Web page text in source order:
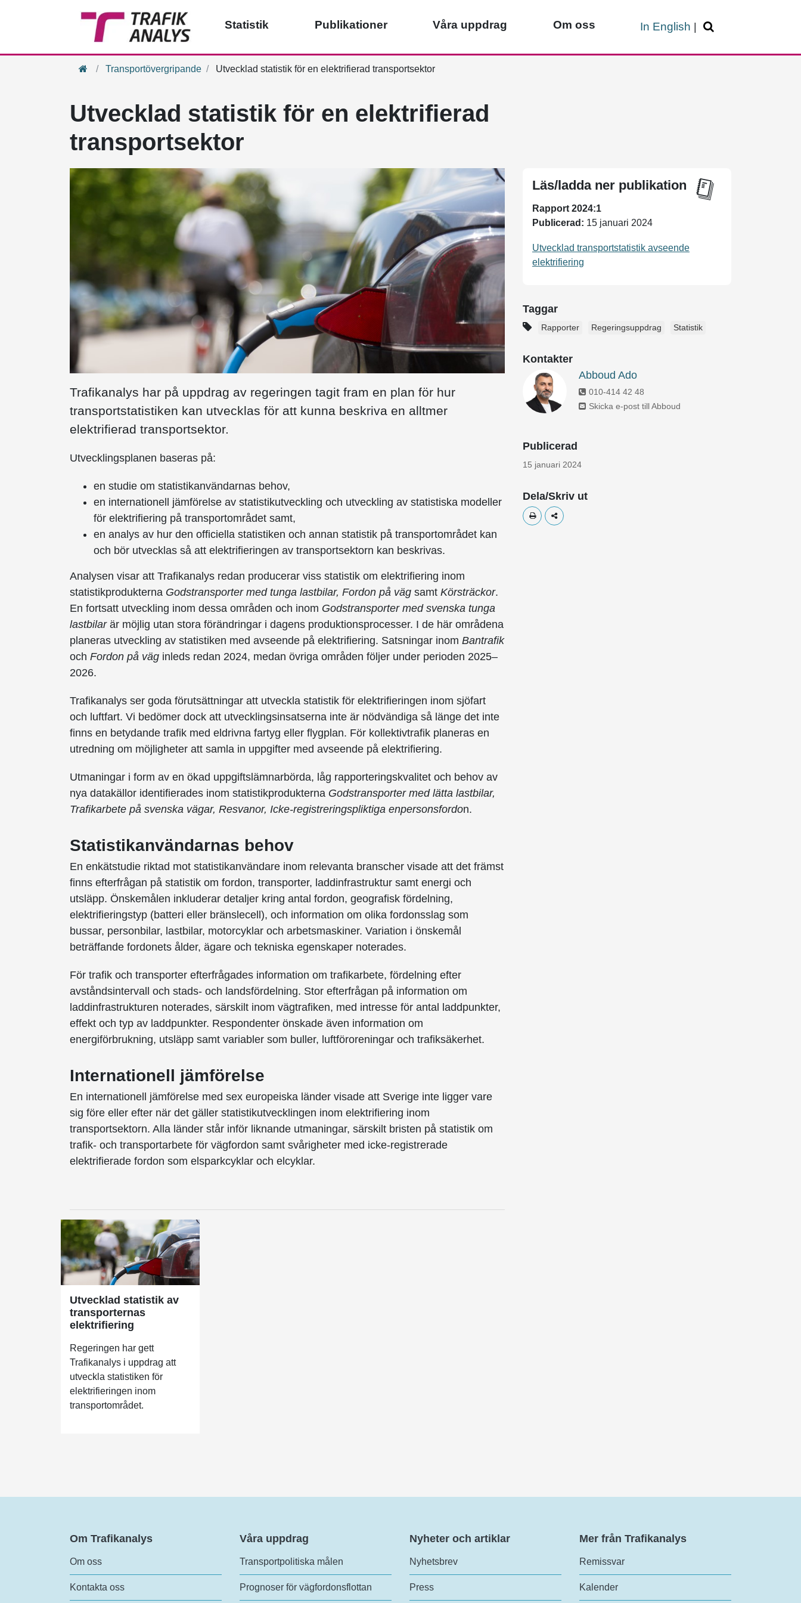
Statistik Publikationer Våra uppdrag Om oss In English
HemTransportövergripande Utvecklad statistik för en elektrifierad transportsektor
Utvecklad statistik för en elektrifierad
transportsektor
Trafikanalys har på uppdrag av regeringen tagit fram en plan för hur
transportstatistiken kan utvecklas för att kunna beskriva en alltmer
elektrifierad transportsektor.
Utvecklingsplanen baseras på:
en studie om statistikanvändarnas behov,
en internationell jämförelse av statistikutveckling och utveckling av statistiska modeller
för elektrifiering på transportområdet samt,
en analys av hur den officiella statistiken och annan statistik på transportområdet kan
och bör utvecklas så att elektrifieringen av transportsektorn kan beskrivas.
Analysen visar att Trafikanalys redan producerar viss statistik om elektrifiering inom
statistikprodukterna Godstransporter med tunga lastbilar, Fordon på väg samt Körsträckor.
En fortsatt utveckling inom dessa områden och inom Godstransporter med svenska tunga
lastbilarär möjlig utan stora förändringar i dagens produktionsprocesser. I de här områdena
planeras utveckling av statistiken med avseende på elektrifiering. Satsningar inom Bantrafik
och Fordon på väg inleds redan 2024, medan övriga områden följer under perioden 2025–
2026.
Trafikanalys ser goda förutsättningar att utveckla statistik för elektrifieringen inom sjöfart
och luftfart. Vi bedömer dock att utvecklingsinsatserna inte är nödvändiga så länge det inte
finns en betydande trafik med eldrivna fartyg eller flygplan. För kollektivtrafik planeras en
utredning om möjligheter att samla in uppgifter med avseende på elektrifiering.
Utmaningar i form av en ökad uppgiftslämnarbörda, låg rapporteringskvalitet och behov av
nya datakällor identifierades inom statistikprodukterna Godstransporter med lätta lastbilar,
Trafikarbete på svenska vägar, Resvanor, Icke-registreringspliktiga enpersonsfordon.
Statistikanvändarnas behov
En enkätstudie riktad mot statistikanvändare inom relevanta branscher visade att det främst
finns efterfrågan på statistik om fordon, transporter, laddinfrastruktur samt energi och
utsläpp. Önskemålen inkluderar detaljer kring antal fordon, geografisk fördelning,
elektrifieringstyp (batteri eller bränslecell), och information om olika fordonsslag som
bussar, personbilar, lastbilar, motorcyklar och arbetsmaskiner. Variation i önskemål
beträffande fordonets ålder, ägare och tekniska egenskaper noterades.
För trafik och transporter efterfrågades information om trafikarbete, fördelning efter
avståndsintervall och stads- och landsfördelning. Stor efterfrågan på information om
laddinfrastrukturen noterades, särskilt inom vägtrafiken, med intresse för antal laddpunkter,
effekt och typ av laddpunkter. Respondenter önskade även information om
energiförbrukning, utsläpp samt variabler som buller, luftföroreningar och trafiksäkerhet.
Internationell jämförelse
En internationell jämförelse med sex europeiska länder visade att Sverige inte ligger vare
sig före eller efter när det gäller statistikutvecklingen inom elektrifiering inom
transportsektorn. Alla länder står inför liknande utmaningar, särskilt bristen på statistik om
trafik- och transportarbete för vägfordon samt svårigheter med icke-registrerade
elektrifierade fordon som elsparkcyklar och elcyklar.
Utvecklad statistik av
transporternas
elektrifiering
Regeringen har gett
Trafikanalys i uppdrag att
utveckla statistiken för
elektrifieringen inom
transportområdet.
Läs/ladda ner publikation
Rapport 2024:1
Publicerad: 15 januari 2024
Utvecklad transportstatistik avseende
elektrifiering
Taggar
Rapporter Regeringsuppdrag Statistik
Kontakter
Abboud Ado
010-414 42 48
Skicka e-post till Abboud
Publicerad
15 januari 2024
Dela/Skriv ut
Skriv utDela
Om Trafikanalys
Om oss
Kontakta oss
Våra uppdrag
Transportpolitiska målen
Prognoser för vägfordonsflottan
Nyheter och artiklar
Nyhetsbrev
Press
Mer från Trafikanalys
Remissvar
Kalender